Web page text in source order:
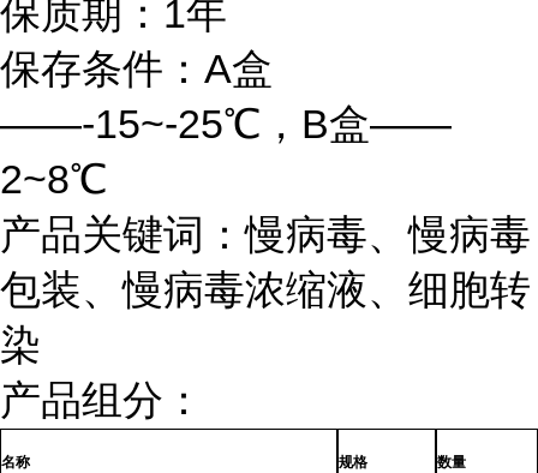
保质期：1年
保存条件：A盒
——-15~-25℃，B盒——
2~8℃
产品关键词：慢病毒、慢病毒
包装、慢病毒浓缩液、细胞转
染
产品组分：
名称 规格 数量